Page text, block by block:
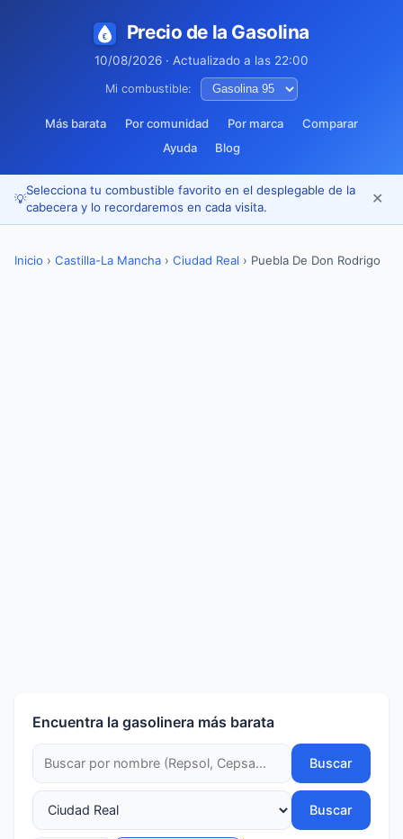
Precio de la Gasolina
10/08/2026 · Actualizado a las 22:00
Mi combustible:
Más barata Por comunidad Por marca
Comparar
Ayuda
Blog
💡
Selecciona tu combustible favorito en el desplegable de la
cabecera y lo recordaremos en cada visita.
✕
Inicio › Castilla-La Mancha › Ciudad Real › Puebla De Don Rodrigo
Encuentra la gasolinera más barata
Buscar
Buscar